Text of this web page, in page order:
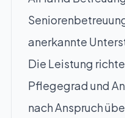
anerkannte
Die Leistung
Pflegegrad und
nach Anspruch